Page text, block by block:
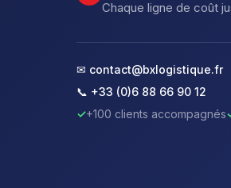
Chaque ligne de coût
✉ contact@bxlogistique.fr
📞 +33 (0)6 88 66 90 12
✓+100 clients accompagnés